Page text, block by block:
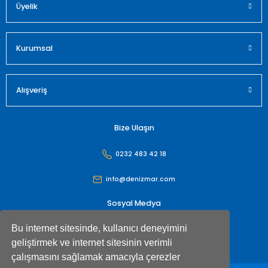
Bu internet sitesinde, kullanıcı deneyimini
geliştirmek ve internet sitesinin verimli
çalışmasını sağlamak amacıyla çerezler
Üyelik
Kurumsal
Alışveriş
Bize Ulaşın
0232 483 42 18
info@denizmar.com
Sosyal Medya